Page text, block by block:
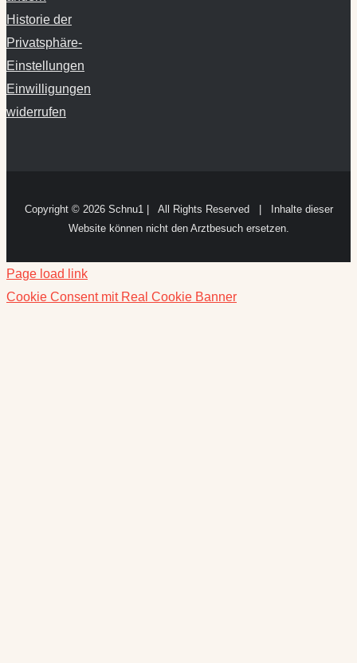
Historie der
Privatsphäre-
Einstellungen
Einwilligungen
widerrufen
Copyright © 2026 Schnu1 | All Rights Reserved | Inhalte dieser
Website können nicht den Arztbesuch ersetzen.
Page load link
Cookie Consent mit Real Cookie Banner